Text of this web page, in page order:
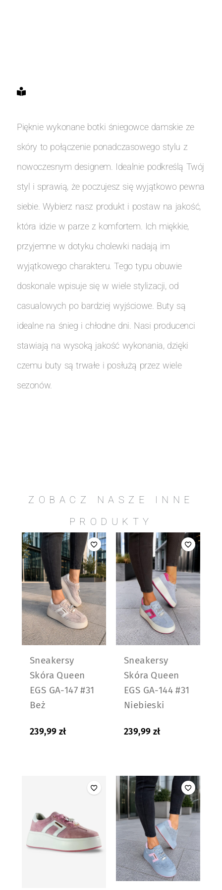
Pięknie wykonane botki śniegowce damskie ze
skóry to połączenie ponadczasowego stylu z
nowoczesnym designem. Idealnie podkreślą Twój
styl i sprawią, że poczujesz się wyjątkowo pewna
siebie. Wybierz nasz produkt i postaw na jakość,
która idzie w parze z komfortem. Ich miękkie,
przyjemne w dotyku cholewki nadają im
wyjątkowego charakteru. Tego typu obuwie
doskonale wpisuje się w wiele stylizacji, od
casualowych po bardziej wyjściowe. Buty są
idealne na śnieg i chłodne dni. Nasi producenci
stawiają na wysoką jakość wykonania, dzięki
czemu buty są trwałe i posłużą przez wiele
sezonów.
ZOBACZ NASZE INNE
PRODUKTY
Sneakersy
Skóra Queen
EGS GA-147 #31
Beż
239,99 zł
Sneakersy
Skóra Queen
EGS GA-144 #31
Niebieski
239,99 zł